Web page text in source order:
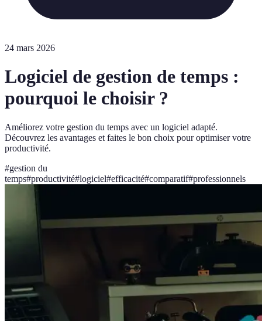
24 mars 2026
Logiciel de gestion de temps :
pourquoi le choisir ?
Améliorez votre gestion du temps avec un logiciel adapté.
Découvrez les avantages et faites le bon choix pour optimiser votre
productivité.
#gestion du
temps#productivité#logiciel#efficacité#comparatif#professionnels